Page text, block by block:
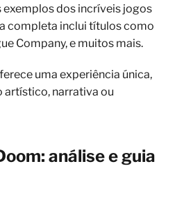
exemplos dos incríveis jogos
completa inclui títulos como
Company, e muitos mais.
uma experiência única,
artístico, narrativa ou
análise e guia